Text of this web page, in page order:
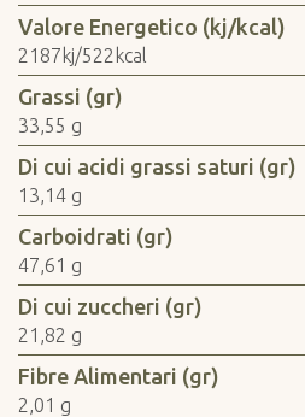
Valore Energetico (kj/kcal)
2187kj/522kcal
Grassi (gr)
33,55 g
Di cui acidi grassi saturi (gr)
13,14 g
Carboidrati (gr)
47,61 g
Di cui zuccheri (gr)
21,82 g
Fibre Alimentari (gr)
2,01 g